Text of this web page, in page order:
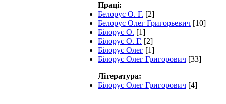
Праці:
Белорус О. Г. [2]
Белорус Олег Григорьевич [10]
Білорус О. [1]
Білорус О. Г. [2]
Білорус Олег [1]
Білорус Олег Григорович [33]
Література:
Білорус Олег Григорович [4]